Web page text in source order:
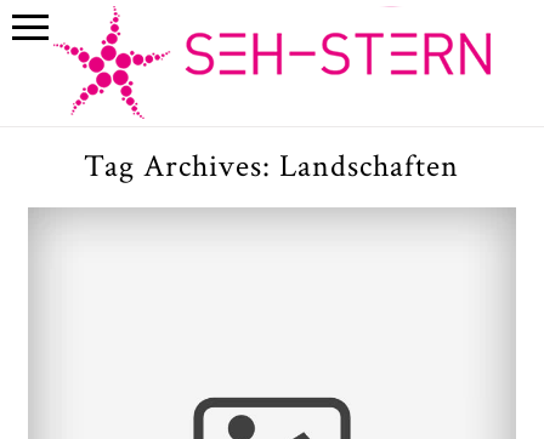
Tag Archives: Landschaften